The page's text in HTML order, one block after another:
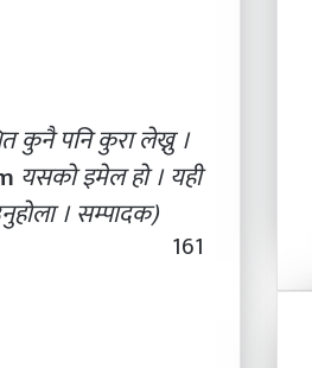
कुनै पनि कुरा लेख्नु ।
यसको इमेल हो । यही
। सम्पादक)
161